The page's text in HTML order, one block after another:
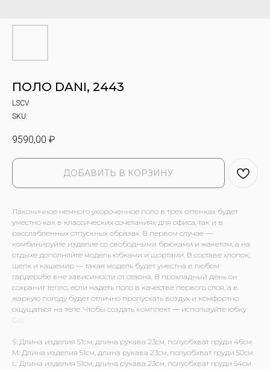
ПОЛО DANI, 2443
LSCV
SKU:
9590,00 ₽
ДОБАВИТЬ В КОРЗИНУ
Лаконичное немного укороченное поло в трех оттенках будет
уместно как в классических сочетаниях для офиса, так и в
расслабленных отпускных образах. В первом случае —
комбинируйте изделие со свободными брюками и жакетом, а на
отдыхе дополняйте модель юбками и шортами. В составе хлопок,
шелк и кашемир — такая модель будет уместна в любом
гардеробе вне зависимости от сезона. В прохладный день он
сохранит тепло, если надеть поло в качестве первого слоя, а в
жаркую погоду будет отлично пропускать воздух и комфортно
ощущаться на теле. Чтобы создать комплект — используйте юбку
Gill.
S: Длина изделия 51см, длина рукава 23см, полуобхват груди 46см.
M: Длина изделия 51см, длина рукава 23см, полуобхват груди 50см.
L: Длина изделия 51см, длина рукава 23см, полуобхват груди 54см.